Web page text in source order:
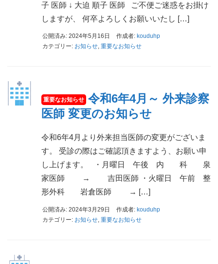
子 医師 ↓ 大迫 順子 医師 ご不便ご迷惑をお掛け
しますが、 何卒よろしくお願いいたし […]
公開済み: 2024年5月16日 作成者: kouduhp
カテゴリー: お知らせ,重要なお知らせ
令和6年4月～ 外来診察
医師 変更のお知らせ
令和6年4月より外来担当医師の変更がございま
す。 受診の際はご確認頂きますよう、お願い申
し上げます。 ・月曜日 午後 内 科 泉
家医師 → 吉田医師 ・火曜日 午前 整
形外科 岩倉医師 → […]
公開済み: 2024年3月29日 作成者: kouduhp
カテゴリー: お知らせ ,重要なお知らせ